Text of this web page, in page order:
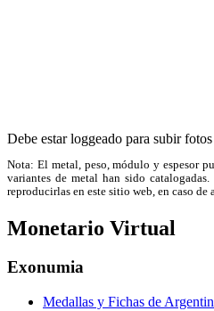
Debe estar loggeado para subir fotos
Nota: El metal, peso, módulo y espesor
variantes de metal han sido
reproducirlas en este sitio web, en caso
Monetario Virtual
Exonumia
Medallas y Fichas de